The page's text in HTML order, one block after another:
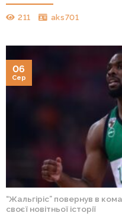
211 aks701
“Жальгіріс” повернув в
своєї новітньої історії
06
Сер